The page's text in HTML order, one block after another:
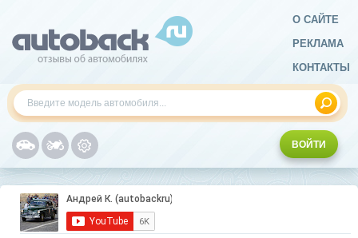
О САЙТЕ
РЕКЛАМА
КОНТАКТЫ
ВОЙТИ